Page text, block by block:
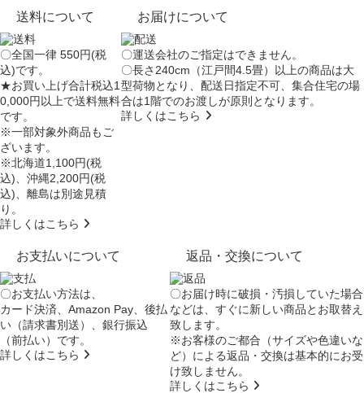
送料について
〇全国一律 550円(税
込)です。
★お買い上げ合計税込1
0,000円以上で送料無料
です。
※一部対象外商品もご
ざいます。
※北海道1,100円(税
込)、沖縄2,200円(税
込)、離島は別途見積
り。
詳しくはこちら
お届けについて
〇運送会社のご指定はできません。
〇長さ240cm（江戸間4.5畳）以上の商品は大
型荷物となり、配送日指定不可 、集合住宅の場
合は1階でのお渡しが原則となります。
詳しくはこちら
お支払いについて
〇お支払い方法は、
カード決済、Amazon Pay、後払
い（請求書別送）、銀行振込
（前払い）です。
詳しくはこちら
返品・交換について
〇お届け時に破損・汚損していた場合
などは、すぐに新しい商品とお取替え
致します。
※お客様のご都合（サイズや色違いな
ど）による返品・交換は基本的にお受
け致しません。
詳しくはこちら